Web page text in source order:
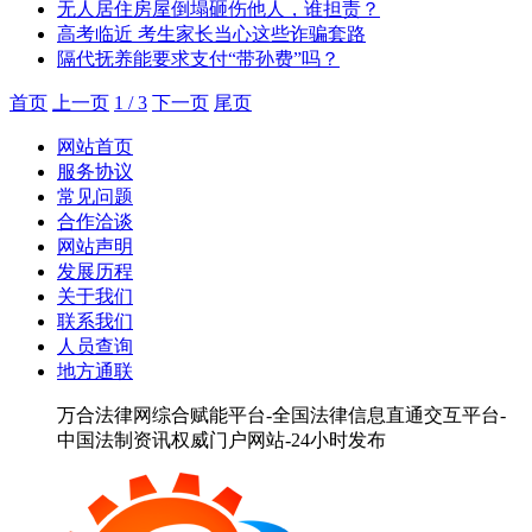
无人居住房屋倒塌砸伤他人，谁担责？
高考临近 考生家长当心这些诈骗套路
隔代抚养能要求支付“带孙费”吗？
首页 上一页 1 / 3 下一页 尾页
网站首页
服务协议
常见问题
合作洽谈
网站声明
发展历程
关于我们
联系我们
人员查询
地方通联
万合法律网综合赋能平台-全国法律信息直通交互平台-
中国法制资讯权威门户网站-24小时发布